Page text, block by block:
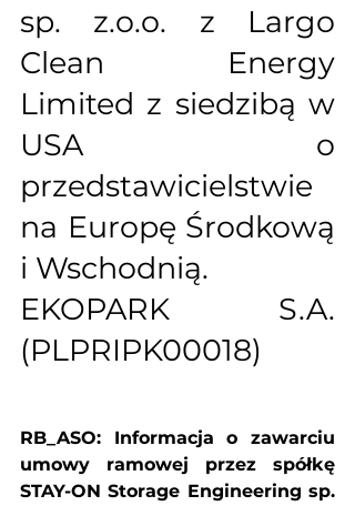
sp. z.o.o. z Largo
Clean Energy
Limited z siedzibą w
USA o
przedstawicielstwie
na Europę Środkową
i Wschodnią.
EKOPARK S.A.
(PLPRIPK00018)
RB_ASO: Informacja o zawarciu
umowy ramowej przez spółkę
STAY-ON Storage Engineering sp.